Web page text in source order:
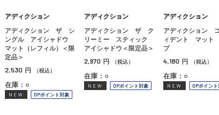
アディクション
アディクション ザ シ
ングル アイシャドウ
マット（レフィル）＜限
定品＞
2,530 円 （税込）
在庫：○
NEW OPポイント対象
アディクション
アディクション ザ ク
リーミー スティック
アイシャドウ＜限定品＞
2,970 円 （税込）
在庫：○
NEW OPポイント対象
アディクション
アディクション
ィデント マット
プ
4,180 円 （税込）
在庫：○
NEW OPポイン